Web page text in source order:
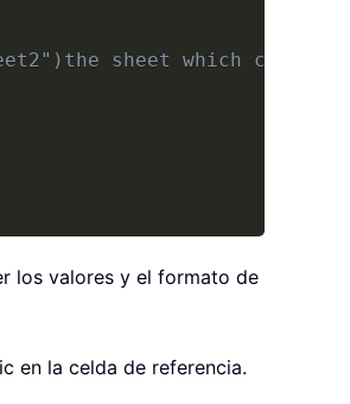
sheet which
los valores y el formato de
en la celda de referencia.